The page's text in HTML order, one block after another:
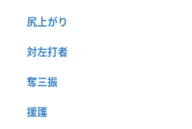
尻上がり
対左打者
奪三振
援護